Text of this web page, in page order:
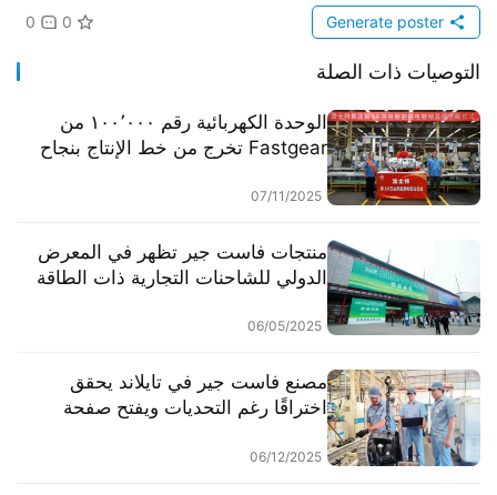
0
0
التوصيات ذات الصلة
​​الوحدة الكهربائية رقم ١٠٠٬٠٠٠ من
Fastgear تخرج من خط الإنتاج بنجاح​​
07/11/2025
منتجات فاست جير تظهر في المعرض
الدولي للشاحنات التجارية ذات الطاقة
الجديدة
06/05/2025
مصنع فاست جير في تايلاند يحقق
اختراقًا رغم التحديات ويفتح صفحة
جديدة
06/12/2025